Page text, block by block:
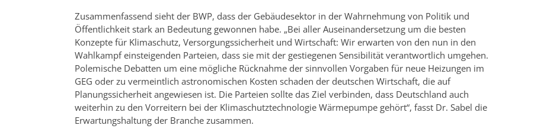
Zusammenfassend sieht der BWP, dass der Gebäudesektor in der Wahrnehmung von Politik und
Öffentlichkeit stark an Bedeutung gewonnen habe. „Bei aller Auseinandersetzung um die besten
Konzepte für Klimaschutz, Versorgungssicherheit und Wirtschaft: Wir erwarten von den nun in den
Wahlkampf einsteigenden Parteien, dass sie mit der gestiegenen Sensibilität verantwortlich umgehen.
Polemische Debatten um eine mögliche Rücknahme der sinnvollen Vorgaben für neue Heizungen im
GEG oder zu vermeintlich astronomischen Kosten schaden der deutschen Wirtschaft, die auf
Planungssicherheit angewiesen ist. Die Parteien sollte das Ziel verbinden, dass Deutschland auch
weiterhin zu den Vorreitern bei der Klimaschutztechnologie Wärmepumpe gehört“, fasst Dr. Sabel die
Erwartungshaltung der Branche zusammen.